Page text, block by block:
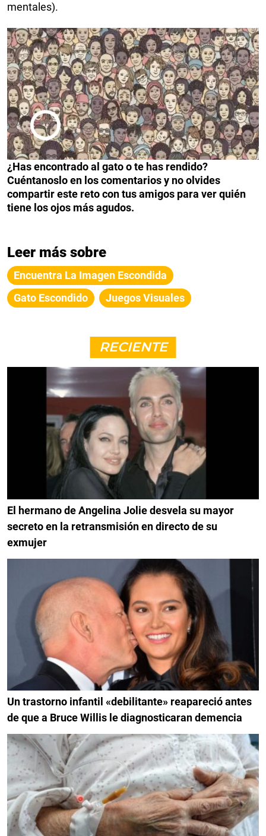
mentales).
¿Has encontrado al gato o te has rendido?
Cuéntanoslo en los comentarios y no olvides
compartir este reto con tus amigos para ver quién
tiene los ojos más agudos.
Leer más sobre
Encuentra La Imagen Escondida
Gato Escondido
Juegos Visuales
RECIENTE
El hermano de Angelina Jolie desvela su mayor
secreto en la retransmisión en directo de su
exmujer
Un trastorno infantil «debilitante» reapareció antes
de que a Bruce Willis le diagnosticaran demencia